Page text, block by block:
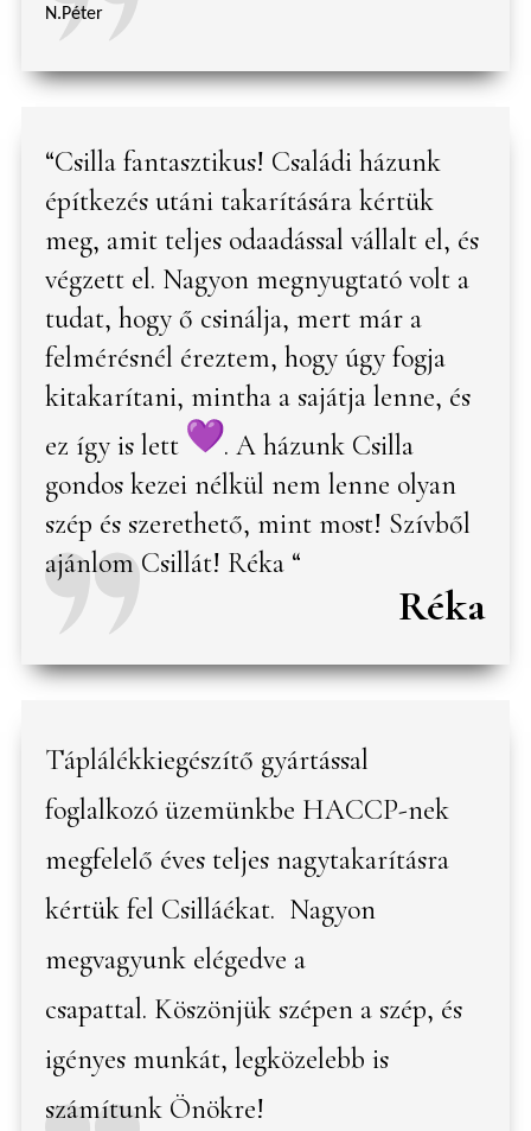
N.Péter
“Csilla fantasztikus! Családi házunk
építkezés utáni takarítására kértük
meg, amit teljes odaadással vállalt el, és
végzett el. Nagyon megnyugtató volt a
tudat, hogy ő csinálja, mert már a
felmérésnél éreztem, hogy úgy fogja
kitakarítani, mintha a sajátja lenne, és
ez így is lett
. A házunk Csilla
gondos kezei nélkül nem lenne olyan
szép és szerethető, mint most! Szívből
ajánlom Csillát! Réka “
Réka
Táplálékkiegészítő gyártással
foglalkozó üzemünkbe HACCP-nek
megfelelő éves teljes nagytakarításra
kértük fel Csilláékat. Nagyon
megvagyunk elégedve a
csapattal. Köszönjük szépen a szép, és
igényes munkát, legközelebb is
számítunk Önökre!